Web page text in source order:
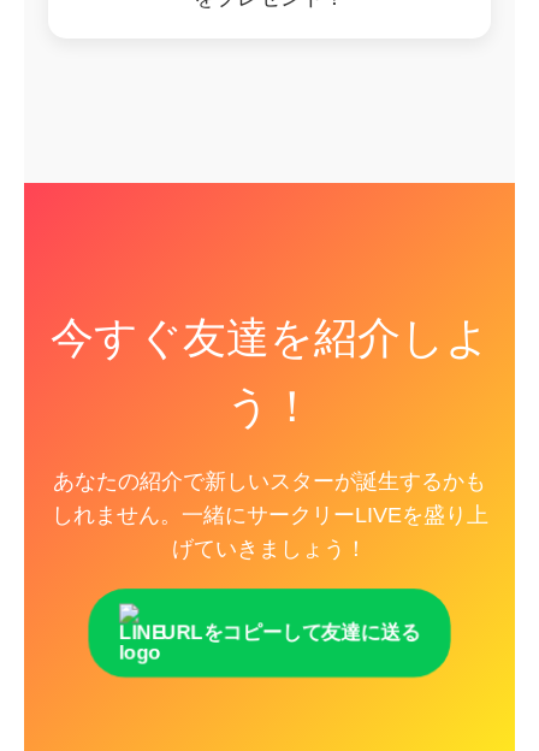
今すぐ友達を紹介しよ
う！
あなたの紹介で新しいスターが誕生するかも
しれません。一緒にサークリーLIVEを盛り上
げていきましょう！
URLをコピーして友達に送る